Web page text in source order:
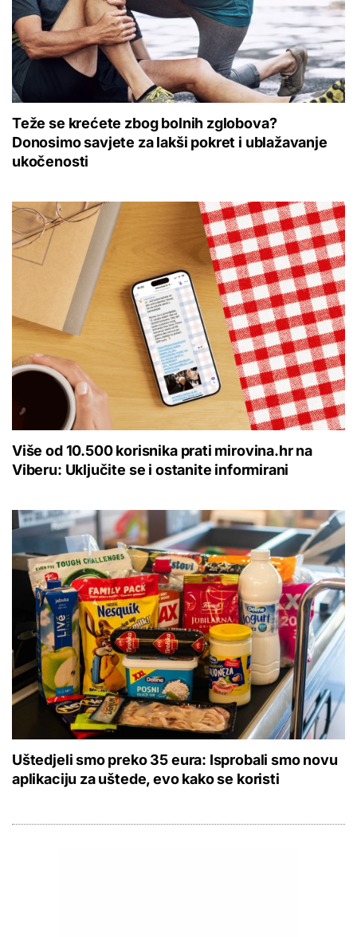
Teže se krećete zbog bolnih zglobova?
Donosimo savjete za lakši pokret i ublažavanje
ukočenosti
Više od 10.500 korisnika prati mirovina.hr na
Viberu: Uključite se i ostanite informirani
Uštedjeli smo preko 35 eura: Isprobali smo novu
aplikaciju za uštede, evo kako se koristi